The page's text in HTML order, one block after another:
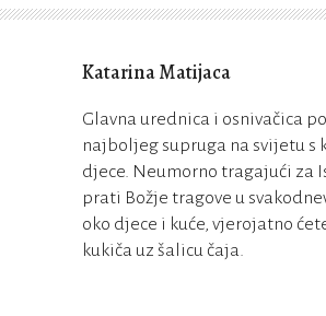
Katarina Matijaca
Glavna urednica i osnivačica
najboljeg supruga na svijetu s
djece. Neumorno tragajući za
prati Božje tragove u
oko djece i kuće, vjerojatno
kukiča uz šalicu čaja.